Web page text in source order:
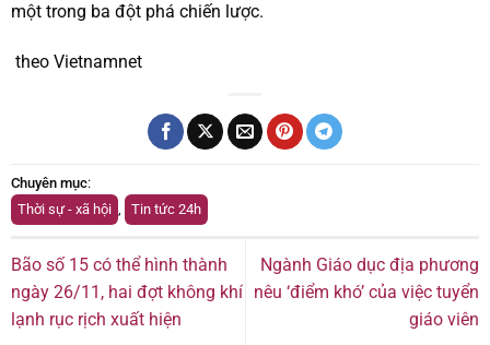
một trong ba đột phá chiến lược.
theo Vietnamnet
Chuyên mục:
Thời sự - xã hội
Tin tức 24h
Bão số 15 có thể hình thành
ngày 26/11, hai đợt không khí
lạnh rục rịch xuất hiện
Ngành Giáo dục địa phương
nêu ‘điểm khó’ của việc tuyển
giáo viên